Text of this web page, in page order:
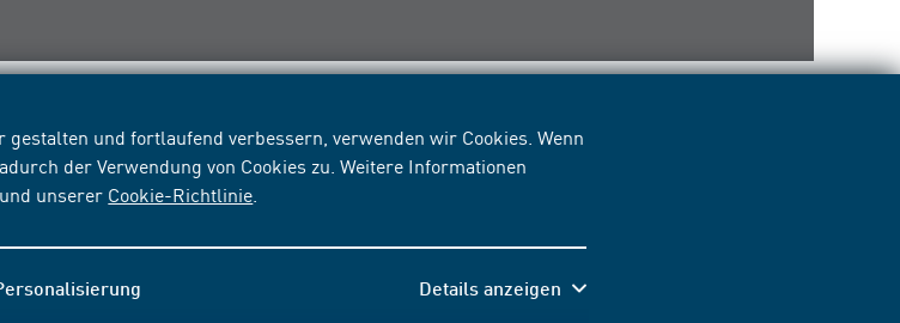
und fortlaufend verbessern, verwenden wir Cookies. Wenn
der Verwendung von Cookies zu. Weitere Informationen
und unserer Cookie-Richtlinie
Details anzeigen